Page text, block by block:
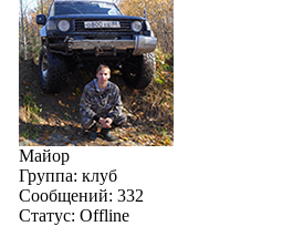
Майор
Группа: клуб
Сообщений: 332
Статус: Offline